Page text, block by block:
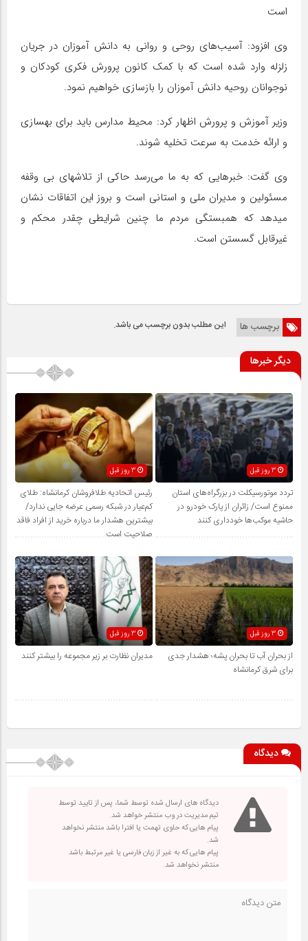
است
وی افزود: آسیب‌های روحی و روانی به دانش آموزان در جریان
زلزله وارد شده است که با کمک کانون پرورش فکری کودکان و
نوجوانان روحیه دانش آموزان را بازسازی خواهیم نمود.
وزیر آموزش و پرورش اظهار کرد: محیط مدارس باید برای بهسازی
و ارائه خدمت به سرعت تخلیه شوند.
وی گفت: خبرهایی که به ما می‌رسد حاکی از تلاشهای بی وقفه
مسئولین و‌ مدیران ملی و استانی است و بروز این اتفاقات نشان
میدهد که همبستگی مردم ما چنین شرایطی چقدر محکم و
غیرقابل گسستن است.
برچسب ها این مطلب بدون برچسب می باشد.
دیگر خبرها
3 روز قبل
تردد موتورسیکلت در بزرگراه‌های استان
ممنوع است/ زائران از پارک خودرو در
حاشیه موکب‌ها خودداری کنند
رئیس اتحادیه طلافروشان کرمانشاه: طلای
کم‌عیار در شبکه رسمی عرضه جایی ندارد/
بیشترین هشدار ما درباره خرید از افراد فاقد
صلاحیت است
3 روز قبل
از بحران آب تا بحران پشه؛ هشدار جدی
برای شرق کرمانشاه
مدیران نظارت بر زیر مجموعه را بیشتر کنند
دیدگاه
دیدگاه های ارسال شده توسط شما، پس از تایید توسط
تیم مدیریت در وب منتشر خواهد شد.
پیام هایی که حاوی تهمت یا افترا باشد منتشر نخواهد
شد.
پیام هایی که به غیر از زبان فارسی یا غیر مرتبط باشد
منتشر نخواهد شد.